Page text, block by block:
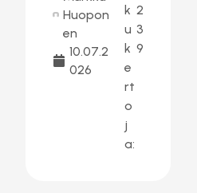
Huopon
en
10.07.2
026
k
u
k
e
rt
o
j
a:
2
3
9